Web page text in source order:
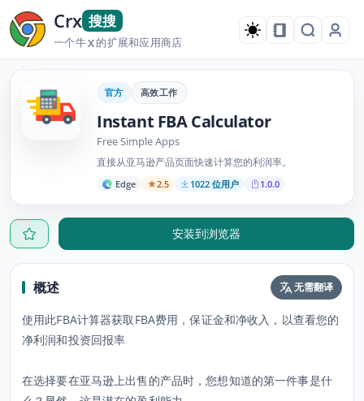
Crx 搜搜
一个牛X的扩展和应用商店
官方 高效工作
Instant FBA Calculator
Free Simple Apps
直接从亚马逊产品页面快速计算您的利润率。
Edge 2.5 1022 位用户 1.0.0
安装到浏览器
概述 无需翻译
使用此FBA计算器获取FBA费用，保证金和净收入，以查看您的
净利润和投资回报率
在选择要在亚马逊上出售的产品时，您想知道的第一件事是什